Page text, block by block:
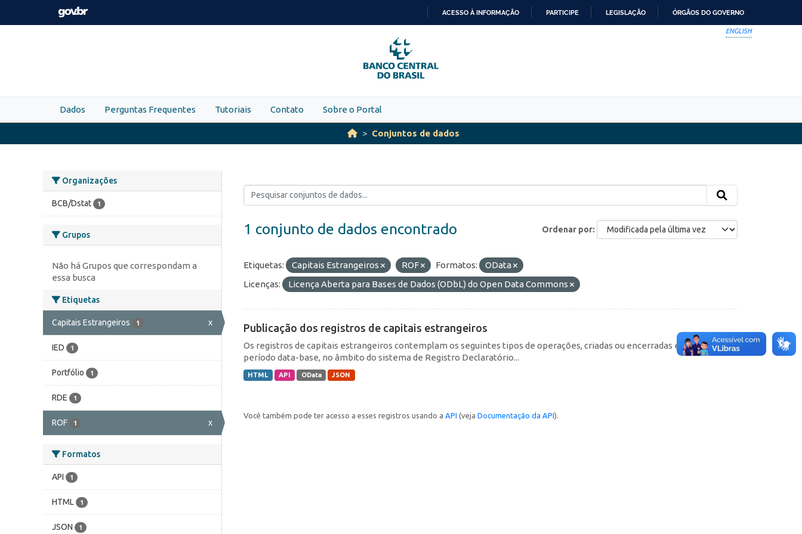
Skip to main content
PARA
O
CONTEÚDO
ACESSO À INFORMAÇÃO PARTICIPE LEGISLAÇÃO ÓRGÃOS DO GOVERNO
ENGLISH
Dados Perguntas Frequentes Tutoriais Contato Sobre o Portal
Conjuntos de dados
Organizações
BCB/Dstat 1
Grupos
Não há Grupos que correspondam a
essa busca
Etiquetas
Capitais Estrangeiros 1 x
IED 1
Portfólio 1
RDE 1
ROF 1 x
Formatos
API 1
HTML 1
JSON 1
Ordenar por
1 conjunto de dados encontrado
Etiquetas: Capitais Estrangeiros ROF Formatos:
OData
Licenças:
Licença Aberta para Bases de Dados (ODbL) do Open Data Commons
Publicação dos registros de capitais estrangeiros
Os registros de capitais estrangeiros contemplam os seguintes tipos de operações, criadas ou encerradas em cada
período data-base, no âmbito do sistema de Registro Declaratório...
HTML API OData JSON
Você também pode ter acesso a esses registros usando a API (veja Documentação da API).